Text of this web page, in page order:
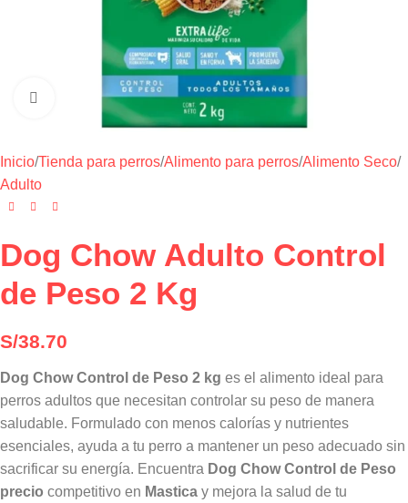
Haga clic para ampliar
Inicio/Tienda para perros/Alimento para perros/Alimento Seco/
Adulto
Dog Chow Adulto Control
de Peso 2 Kg
S/38.70
Dog Chow Control de Peso 2 kg es el alimento ideal para
perros adultos que necesitan controlar su peso de manera
saludable. Formulado con menos calorías y nutrientes
esenciales, ayuda a tu perro a mantener un peso adecuado sin
sacrificar su energía. Encuentra Dog Chow Control de Peso
precio competitivo en Mastica y mejora la salud de tu